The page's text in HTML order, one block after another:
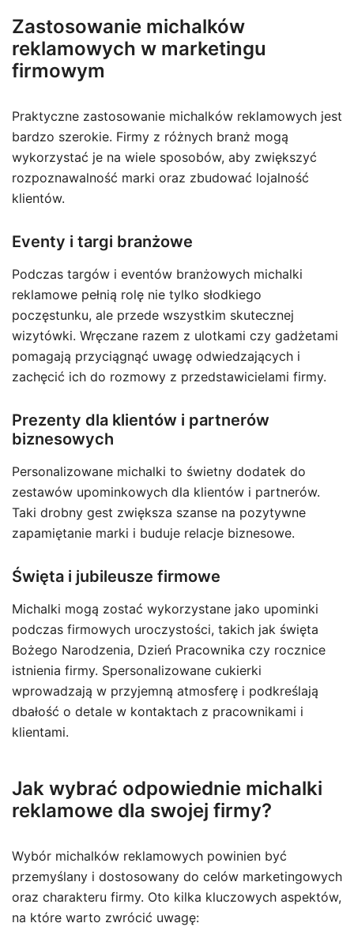
Zastosowanie michalków
reklamowych w marketingu
firmowym
Praktyczne zastosowanie michalków reklamowych jest
bardzo szerokie. Firmy z różnych branż mogą
wykorzystać je na wiele sposobów, aby zwiększyć
rozpoznawalność marki oraz zbudować lojalność
klientów.
Eventy i targi branżowe
Podczas targów i eventów branżowych michalki
reklamowe pełnią rolę nie tylko słodkiego
poczęstunku, ale przede wszystkim skutecznej
wizytówki. Wręczane razem z ulotkami czy gadżetami
pomagają przyciągnąć uwagę odwiedzających i
zachęcić ich do rozmowy z przedstawicielami firmy.
Prezenty dla klientów i partnerów
biznesowych
Personalizowane michalki to świetny dodatek do
zestawów upominkowych dla klientów i partnerów.
Taki drobny gest zwiększa szanse na pozytywne
zapamiętanie marki i buduje relacje biznesowe.
Święta i jubileusze firmowe
Michalki mogą zostać wykorzystane jako upominki
podczas firmowych uroczystości, takich jak święta
Bożego Narodzenia, Dzień Pracownika czy rocznice
istnienia firmy. Spersonalizowane cukierki
wprowadzają w przyjemną atmosferę i podkreślają
dbałość o detale w kontaktach z pracownikami i
klientami.
Jak wybrać odpowiednie michalki
reklamowe dla swojej firmy?
Wybór michalków reklamowych powinien być
przemyślany i dostosowany do celów marketingowych
oraz charakteru firmy. Oto kilka kluczowych aspektów,
na które warto zwrócić uwagę: